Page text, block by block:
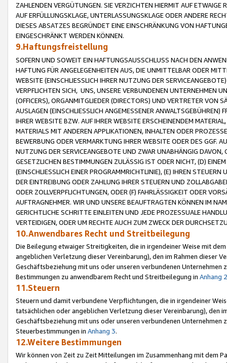
ZAHLENDEN VERGÜTUNGEN. SIE VERZICHTEN HIERMIT AUF
AUF ERFÜLLUNGSKLAGE, UNTERLASSUNGSKLAGE ODER ANDERE
DIESES ABSATZES BEGRÜNDET EINE EINSCHRÄNKUNG VON
EINGESCHRÄNKT WERDEN KÖNNEN.
9.Haftungsfreistellung
SOFERN UND SOWEIT EIN HAFTUNGSAUSSCHLUSS NACH DEN
HAFTUNG FÜR ANGELEGENHEITEN AUS, DIE UNMITTELBAR ODER
WEBSITE (EINSCHLIESSLICH IHRER NUTZUNG DER
VERPFLICHTEN SICH, UNS, UNSERE VERBUNDENEN UNTERNEHMEN
(OFFICERS), ORGANMITGLIEDER (DIRECTORS) UND VERTRETER VON
AUSLAGEN (EINSCHLIESSLICH ANGEMESSENER
IHRER WEBSITE BZW. AUF IHRER WEBSITE ERSCHEINENDEM
MATERIALS MIT ANDEREN APPLIKATIONEN, INHALTEN ODER
BEWERBUNG ODER VERMARKTUNG IHRER WEBSITE ODER DES GGF.
NUTZUNG DER SERVICEANGEBOTE UND ZWAR UNABHÄNGIG
GESETZLICHEN BESTIMMUNGEN ZULÄSSIG IST ODER NICHT, (D)
(EINSCHLIESSLICH EINER PROGRAMMRICHTLINIE), (E) IHREN
DER EINTREIBUNG ODER ZAHLUNG IHRER STEUERN UND
ODER ZOLLVERPFLICHTUNGEN, ODER (F) FAHRLÄSSIGKEIT ODER
AUFTRAGNEHMER. WIR UND UNSERE BEAUFTRAGTEN KÖNNEN IM
GERICHTLICHE SCHRITTE EINLEITEN UND JEDE PROZESSUALE
VERTEIDIGEN, ODER UM RECHTE AUCH ZUM ZWECK DER
10.Anwendbares Recht und Streitbeilegung
Die Beilegung etwaiger Streitigkeiten, die in irgendeiner Weise mit
angeblichen Verletzung dieser Vereinbarung), den im Rahmen dieser
Geschäftsbeziehung mit uns oder unseren verbundenen
Bestimmungen zu anwendbarem Recht und Streitbeilegung in Anhang 2
11.Steuern
Steuern und damit verbundene Verpflichtungen, die in irgendeiner
tatsächlichen oder angeblichen Verletzung dieser Vereinbarung), den
Geschäftsbeziehung mit uns oder unseren verbundenen
Steuerbestimmungen in Anhang 3.
12.Weitere Bestimmungen
Wir können von Zeit zu Zeit Mitteilungen im Zusammenhang mit dem